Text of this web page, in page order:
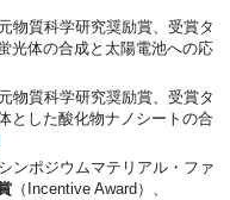
物質科学研究奨励賞、受賞タ
光体の合成と太陽電池への応
物質科学研究奨励賞、受賞タ
とした酸化物ナノシートの合
ンポジウムマテリアル・ファ
（Incentive Award）、